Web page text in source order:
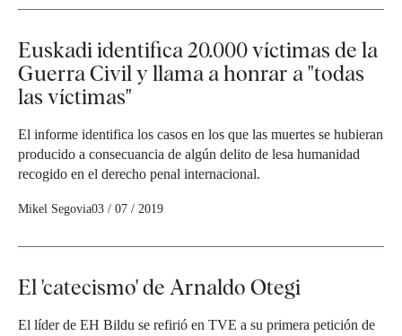
Euskadi identifica 20.000 víctimas de la
Guerra Civil y llama a honrar a "todas
las víctimas"
El informe identifica los casos en los que las muertes se hubieran
producido a consecuancia de algún delito de lesa humanidad
recogido en el derecho penal internacional.
Mikel Segovia03 / 07 / 2019
El 'catecismo' de Arnaldo Otegi
El líder de EH Bildu se refirió en TVE a su primera petición de